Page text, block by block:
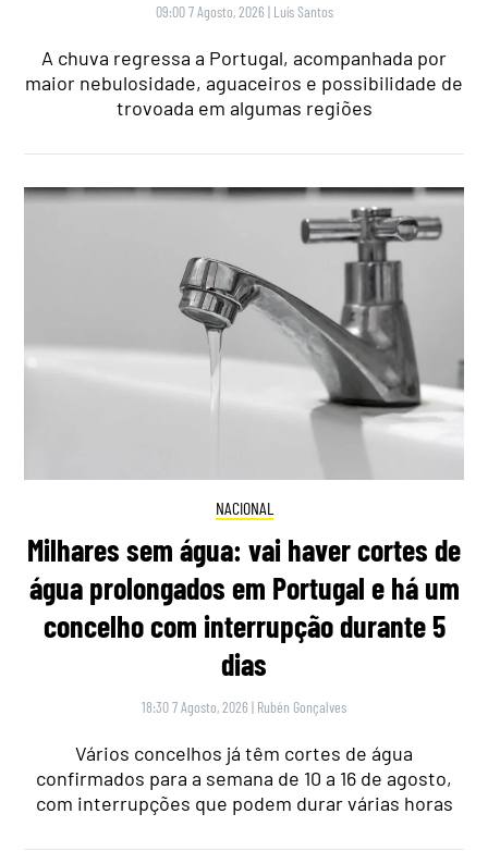
09:00 7 Agosto, 2026 | Luís Santos
A chuva regressa a Portugal, acompanhada por
maior nebulosidade, aguaceiros e possibilidade de
trovoada em algumas regiões
NACIONAL
Milhares sem água: vai haver cortes de
água prolongados em Portugal e há um
concelho com interrupção durante 5
dias
18:30 7 Agosto, 2026 | Rubén Gonçalves
Vários concelhos já têm cortes de água
confirmados para a semana de 10 a 16 de agosto,
com interrupções que podem durar várias horas